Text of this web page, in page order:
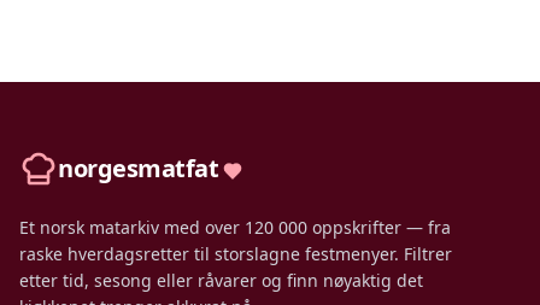
norgesmatfat
Et norsk matarkiv med over 120 000 oppskrifter — fra
raske hverdagsretter til storslagne festmenyer. Filtrer
etter tid, sesong eller råvarer og finn nøyaktig det